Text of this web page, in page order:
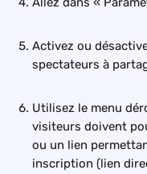
Activez ou
spectateurs à
Utilisez le menu
visiteurs doivent
ou un lien
inscription (lien